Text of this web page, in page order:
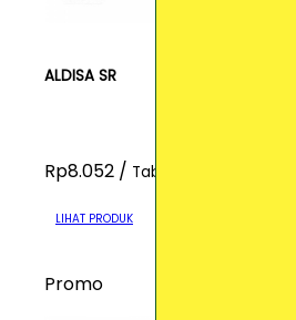
ALDISA SR
Rp8.052 / Tablet
LIHAT PRODUK
Promo